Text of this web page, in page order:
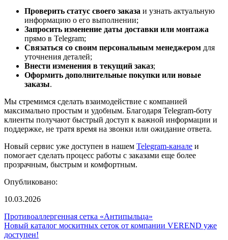
Проверить статус своего заказа и узнать актуальную
информацию о его выполнении;
Запросить изменение даты доставки или монтажа
прямо в Telegram;
Связаться со своим персональным менеджером для
уточнения деталей;
Внести изменения в текущий заказ;
Оформить дополнительные покупки или новые
заказы.
Мы стремимся сделать взаимодействие с компанией
максимально простым и удобным. Благодаря Telegram-боту
клиенты получают быстрый доступ к важной информации и
поддержке, не тратя время на звонки или ожидание ответа.
Новый сервис уже доступен в нашем Telegram-канале и
помогает сделать процесс работы с заказами еще более
прозрачным, быстрым и комфортным.
Опубликовано:
10.03.2026
Противоаллергенная сетка «Антипыльца»
Новый каталог москитных сеток от компании VEREND уже
доступен!